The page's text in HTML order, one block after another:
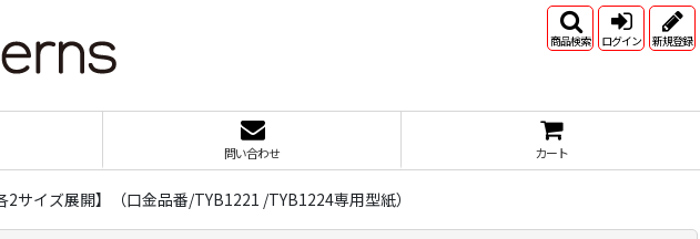
商品検索 ログイン 新規登録
問い合わせ カート
イズ展開】（口金品番/TYB1221 /TYB1224専用型紙）